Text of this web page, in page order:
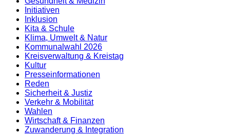
Initiativen
Inklusion
Kita & Schule
Klima, Umwelt & Natur
Kommunalwahl 2026
Kreisverwaltung & Kreistag
Kultur
Presse­informationen
Reden
Sicherheit & Justiz
Verkehr & Mobilität
Wahlen
Wirtschaft & Finanzen
Zuwanderung & Integration